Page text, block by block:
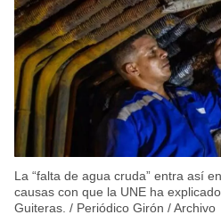
La “falta de agua cruda” entra así
causas con que la UNE ha
Guiteras. / Periódico Girón / Archivo